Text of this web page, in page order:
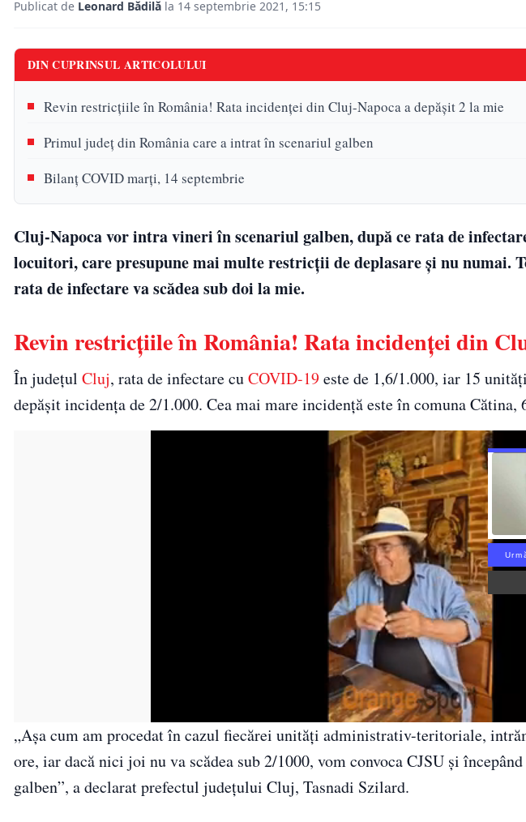
Publicat de Leonard Bădilă la 14 septembrie 2021, 15:15
DIN CUPRINSUL ARTICOLULUI
Revin restricțiile în România! Rata incidenței din Cluj-Napoca a depășit 2 la mie
Primul județ din România care a intrat în scenariul galben
Bilanț COVID marți, 14 septembrie
Cluj-Napoca vor intra vineri în scenariul galben, după ce rata de
locuitori, care presupune mai multe restricții de deplasare și nu numai.
rata de infectare va scădea sub doi la mie.
Revin restricțiile în România! Rata incidenței din
În judeţul Cluj, rata de infectare cuCOVID-19este de 1,6/1.000, iar 15
depăşit incidenţa de 2/1.000. Cea mai mare incidenţă este în comuna Cătina,
„Aşa cum am procedat în cazul fiecărei unităţi administrativ-teritoriale,
ore, iar dacă nici joi nu va scădea sub 2/1000, vom convoca CJSU şi
galben”, a declarat prefectul judeţului Cluj, Tasnadi Szilard.